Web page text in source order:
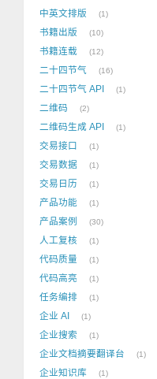
中英文排版 1
书籍出版 10
书籍连载 12
二十四节气 16
二十四节气 API 1
二维码 2
二维码生成 API 1
交易接口 1
交易数据 1
交易日历 1
产品功能 1
产品案例 30
人工复核 1
代码质量 1
代码高亮 1
任务编排 1
企业 AI 1
企业搜索 1
企业文档摘要翻译台 1
企业知识库 1